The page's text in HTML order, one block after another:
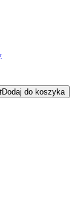
Dodaj do koszyka